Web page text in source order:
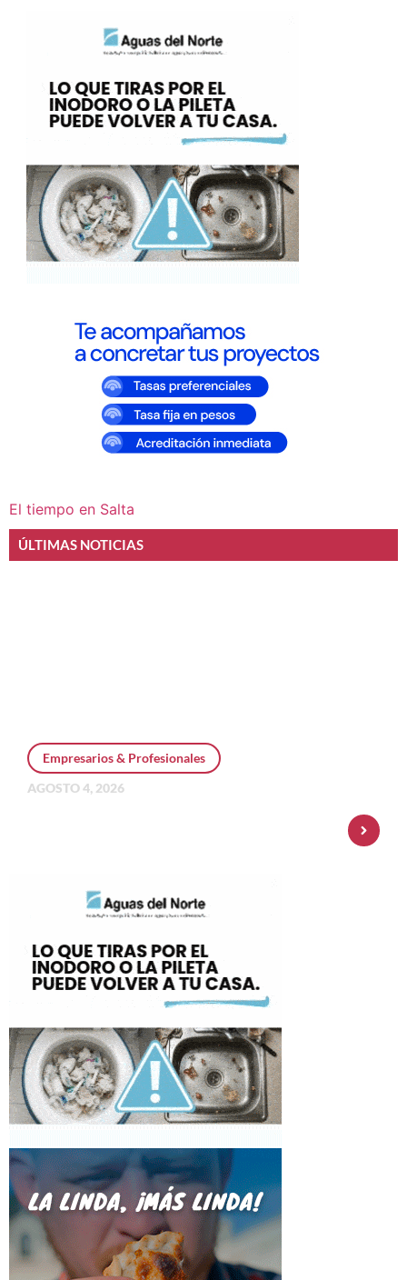
El tiempo en Salta
ÚLTIMAS NOTICIAS
Empresarios & Profesionales
AGOSTO 4, 2026